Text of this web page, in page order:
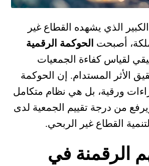
الذي يشهده القطاع غير
أصبحت الحوكمة الرقمية
لقياس كفاءة الجمعيات
الأثر المستدام. إن الحوكمة
ورقية، بل هي نظام متكامل
من درجة تقييم الجمعية لدى
القطاع غير الربحي.
الرقمنة في